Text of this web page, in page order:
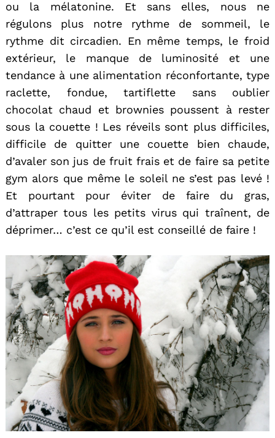
ou la mélatonine. Et sans elles, nous ne
régulons plus notre rythme de sommeil, le
rythme dit circadien. En même temps, le froid
extérieur, le manque de luminosité et une
tendance à une alimentation réconfortante, type
raclette, fondue, tartiflette sans oublier
chocolat chaud et brownies poussent à rester
sous la couette ! Les réveils sont plus difficiles,
difficile de quitter une couette bien chaude,
d’avaler son jus de fruit frais et de faire sa petite
gym alors que même le soleil ne s’est pas levé !
Et pourtant pour éviter de faire du gras,
d’attraper tous les petits virus qui traînent, de
déprimer… c’est ce qu’il est conseillé de faire !
Search
for: